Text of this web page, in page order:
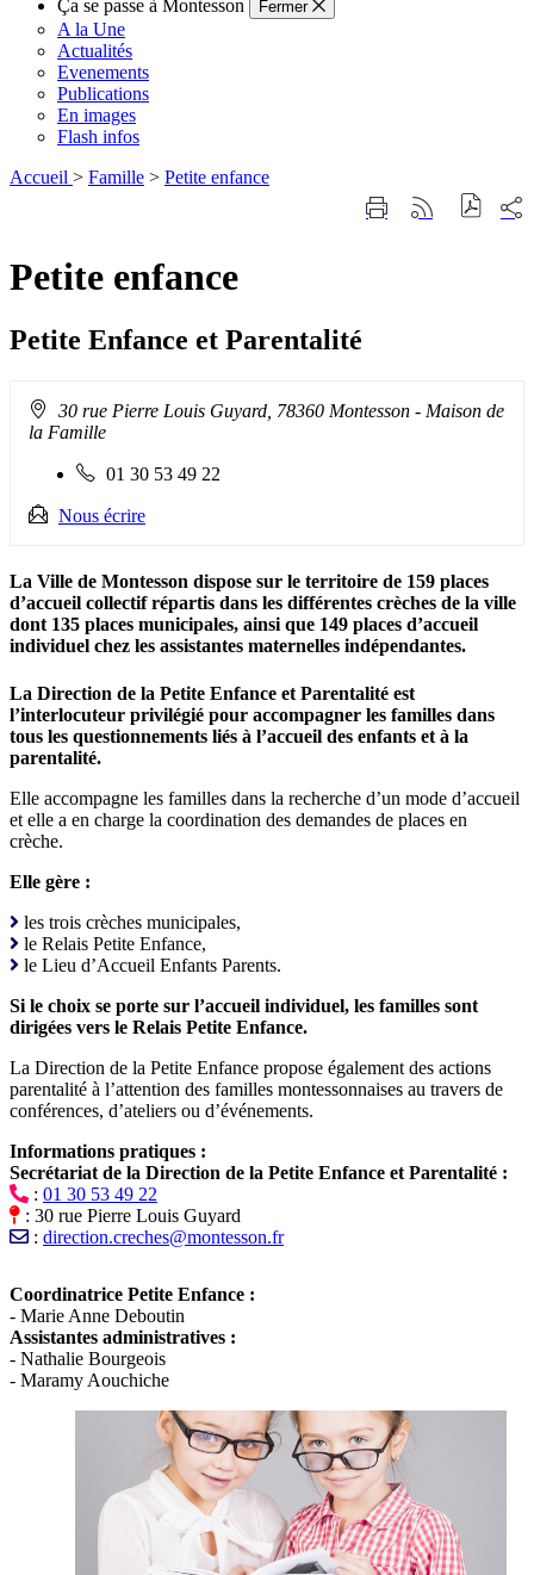
Ça se passe à Montesson Fermer
A la Une
Actualités
Evenements
Publications
En images
Flash infos
Accueil > Famille > Petite enfance
ImprimerGénérer
sur
Petite enfance
Petite Enfance et Parentalité
Adresse
:
30 rue Pierre Louis Guyard, 78360 Montesson - Maison de
la Famille
Téléphone
:
01 30 53 49 22
Nous écrire
La Ville de Montesson dispose sur le territoire de 159 places
d’accueil collectif répartis dans les différentes crèches de la ville
dont 135 places municipales, ainsi que 149 places d’accueil
individuel chez les assistantes maternelles indépendantes.
La Direction de la Petite Enfance et Parentalité est
l’interlocuteur privilégié pour accompagner les familles dans
tous les questionnements liés à l’accueil des enfants et à la
parentalité.
Elle accompagne les familles dans la recherche d’un mode d’accueil
et elle a en charge la coordination des demandes de places en
crèche.
Elle gère :
les trois crèches municipales,
le Relais Petite Enfance,
le Lieu d’Accueil Enfants Parents.
Si le choix se porte sur l’accueil individuel, les familles sont
dirigées vers le Relais Petite Enfance.
La Direction de la Petite Enfance propose également des actions
parentalité à l’attention des familles montessonnaises au travers de
conférences, d’ateliers ou d’événements.
Informations pratiques :
Secrétariat de la Direction de la Petite Enfance et Parentalité :
: 01 30 53 49 22
: 30 rue Pierre Louis Guyard
: direction.creches@montesson.fr
Coordinatrice Petite Enfance :
- Marie Anne Deboutin
Assistantes administratives :
- Nathalie Bourgeois
- Maramy Aouchiche